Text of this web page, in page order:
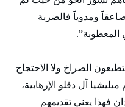
ومدوياََ فالضربة
المعطوبة”.
الصراخ ولا الاحتجاج
آل دقلو الإرهابية،
فهذا يعني تقديمهم